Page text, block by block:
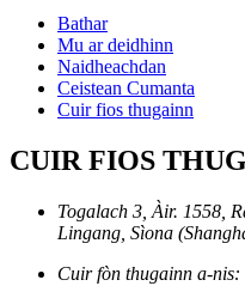
Bathar
Mu ar deidhinn
Naidheachdan
Ceistean Cumanta
Cuir fios thugainn
CUIR FIOS
Togalach 3, Àir. 1558,
Lingang, Sìona
Cuir fòn thugainn a-nis: